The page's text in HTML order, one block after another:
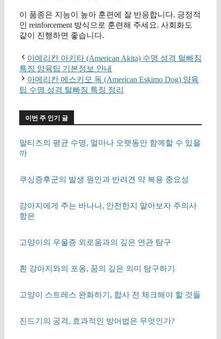
이 품종은 지능이 높아 훈련에 잘 반응합니다. 긍정적
인 reinforcement 방식으로 훈련해 주세요. 사회화도
같이 진행하면 좋습니다.
아메리칸 아키타 (American Akita) 수명 성격 털빠짐
특징 양육팁 기본정보 안내
아메리칸 에스키모 독 (American Eskimo Dog) 양육
팁 수명 성격 털빠짐 특징 정리
이번 주 인기 글
말티즈의 평균 수명, 얼마나 오랫동안 함께할 수 있을
까
쿠싱증후군의 발생 원인과 반려견 약 복용 중요성
강아지에게 주는 바나나, 안전한지 알아보자 주의사
항은
고양이의 우울증 외로움과의 깊은 연관 탐구
흰 강아지와의 포옹, 꿈의 깊은 의미 탐구하기
고양이 스트레스 완화하기, 합사 전 체크해야 할 것들
진드기의 공격, 효과적인 방어법은 무엇인가?